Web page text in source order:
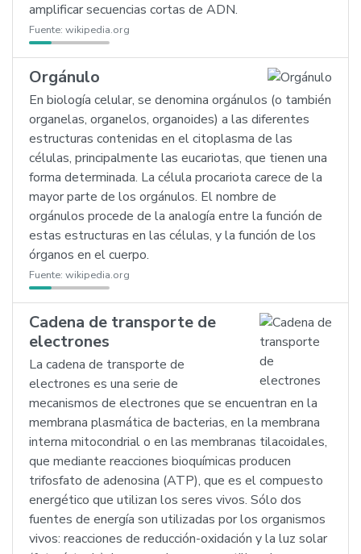
amplificar secuencias cortas de ADN.
Fuente: wikipedia.org
Orgánulo
En biología celular, se denomina orgánulos (o también
organelas, organelos, organoides) a las diferentes
estructuras contenidas en el citoplasma de las
células, principalmente las eucariotas, que tienen una
forma determinada. La célula procariota carece de la
mayor parte de los orgánulos. El nombre de
orgánulos procede de la analogía entre la función de
estas estructuras en las células, y la función de los
órganos en el cuerpo.
Fuente: wikipedia.org
Cadena de transporte de
electrones
La cadena de transporte de
electrones es una serie de
mecanismos de electrones que se encuentran en la
membrana plasmática de bacterias, en la membrana
interna mitocondrial o en las membranas tilacoidales,
que mediante reacciones bioquímicas producen
trifosfato de adenosina (ATP), que es el compuesto
energético que utilizan los seres vivos. Sólo dos
fuentes de energía son utilizadas por los organismos
vivos: reacciones de reducción-oxidación y la luz solar